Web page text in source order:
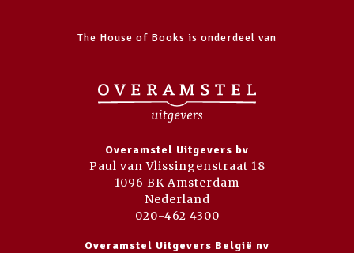
The House of Books is onderdeel van
Overamstel Uitgevers bv
Paul van Vlissingenstraat 18
1096 BK Amsterdam
Nederland
020-462 4300
Overamstel Uitgevers België nv